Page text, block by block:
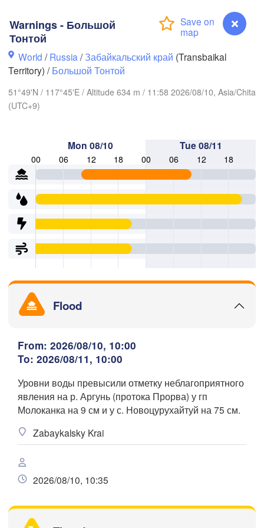
Warnings - Большой
Тонтой
World /Russia /Забайкальский край (Transbaikal
Territory) /Большой Тонтой
51°49'N / 117°45'E / Altitude 634 m / 11:58 2026/08/10, Asia/Chita
(UTC+9)
Mon 08/10
00 06 12 18
Tue 08/11
00 06 12 18
Flood
From: 2026/08/10, 10:00
To: 2026/08/11, 10:00
Уровни воды превысили отметку неблагоприятного
явления на р. Аргунь (протока Прорва) у гп
Молоканка на 9 см и у с. Новоцурухайтуй на 75 см.
Zabaykalsky Krai
2026/08/10, 10:35
Temperature
2 m above ground
Fr
Aug 07 Aug 08 Aug 09
00:00 01:00 02:00 03:00 04:00 05:00 06:00
Download App
满洲里市
(Manzhouli)
(Chita)
Warnings - Большой Тонтой
L